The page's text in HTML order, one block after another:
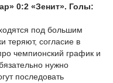
0:2 «Зенит». Голы:
под большим
теряют, согласие в
чемпионский график и
нужно
последовать